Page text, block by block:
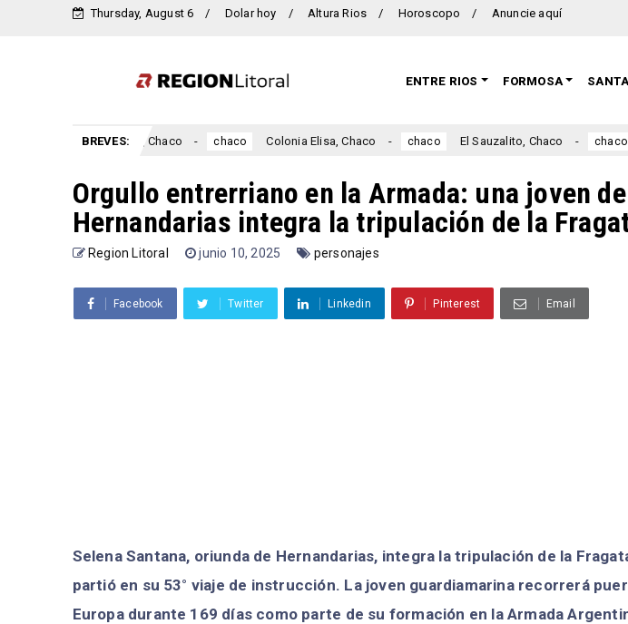
Thursday, August 6 Dolar hoy Altura Rios Horoscopo Anuncie aquí
ENTRE RIOS FORMOSA
BREVES:
Colonia Benítez, Chaco chaco Colonia Elisa, Chaco chaco El Sauzalito, Chaco chaco
Orgullo entrerriano en la Armada: una joven de
Hernandarias integra la tripulación de la
Region Litoral junio 10, 2025 personajes
Facebook Twitter Linkedin Pinterest Email
Selena Santana, oriunda de Hernandarias, integra la tripulación de la
partió en su 53° viaje de instrucción. La joven guardiamarina recorrerá
Europa durante 169 días como parte de su formación en la Armada